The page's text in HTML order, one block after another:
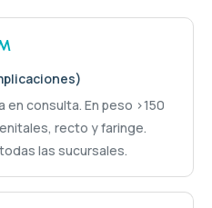
en consulta. En peso >150
recto y faringe.
las sucursales.